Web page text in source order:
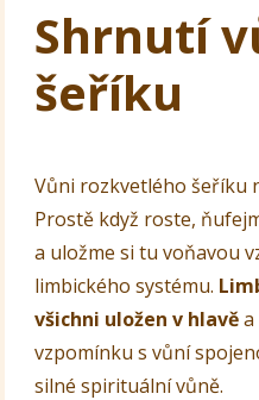
Shrnutí
šeříku
Vůni rozkvetlého šeříku
Prostě když roste,
a uložme si tu voňavou
limbického systému.
všichni uložen v hlavěa
vzpomínku s vůní
silné spirituální vůně.